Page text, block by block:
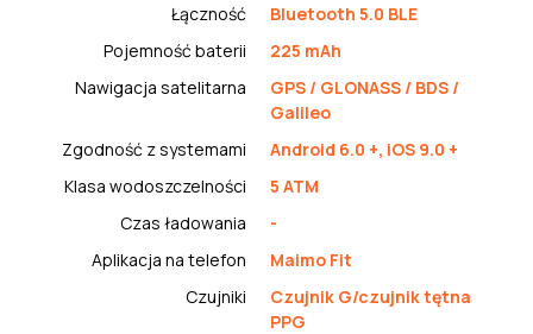
Łączność
Bluetooth 5.0 BLE
Pojemność baterii
225 mAh
Nawigacja satelitarna
GPS / GLONASS / BDS /
Galileo
Zgodność z systemami
Android 6.0 +, iOS 9.0 +
Klasa wodoszczelności
5 ATM
Czas ładowania
-
Aplikacja na telefon
Maimo Fit
Czujniki
Czujnik G/czujnik tętna
PPG